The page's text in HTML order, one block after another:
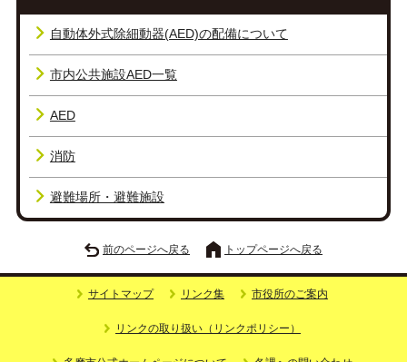
自動体外式除細動器(AED)の配備について
市内公共施設AED一覧
AED
消防
避難場所・避難施設
前のページへ戻る トップページへ戻る
サイトマップ リンク集 市役所のご案内
リンクの取り扱い（リンクポリシー）